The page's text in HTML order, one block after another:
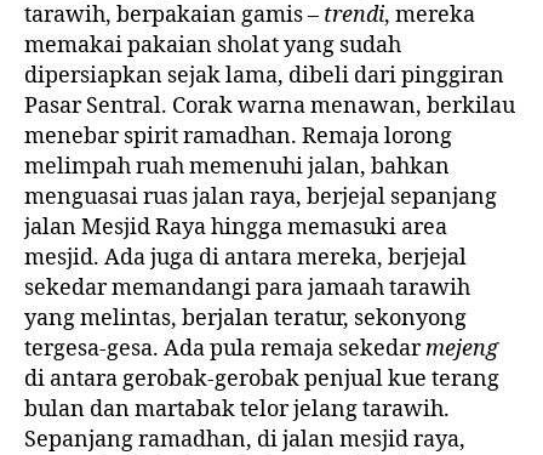
tarawih, berpakaian gamis – trendi, mereka
memakai pakaian sholat yang sudah
dipersiapkan sejak lama, dibeli dari pinggiran
Pasar Sentral. Corak warna menawan, berkilau
menebar spirit ramadhan. Remaja lorong
melimpah ruah memenuhi jalan, bahkan
menguasai ruas jalan raya, berjejal sepanjang
jalan Mesjid Raya hingga memasuki area
mesjid. Ada juga di antara mereka, berjejal
sekedar memandangi para jamaah tarawih
yang melintas, berjalan teratur, sekonyong
tergesa-gesa. Ada pula remaja sekedarmejeng
di antara gerobak-gerobak penjual kue terang
bulan dan martabak telor jelang tarawih.
Sepanjang ramadhan, di jalan mesjid raya,